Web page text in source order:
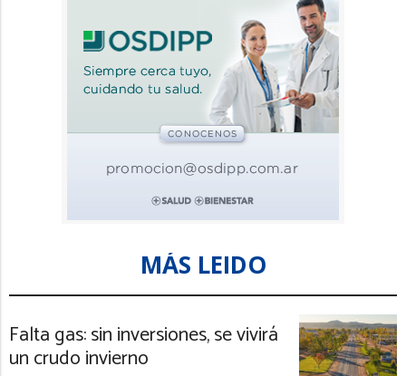
MÁS LEIDO
Falta gas: sin inversiones, se vivirá
un crudo invierno